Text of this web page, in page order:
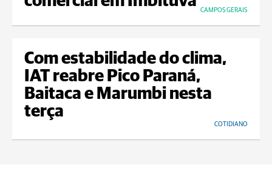
CAMPOS GERAIS
Com estabilidade do clima,
IAT reabre Pico Paraná,
Baitaca e Marumbi nesta
terça
COTIDIANO